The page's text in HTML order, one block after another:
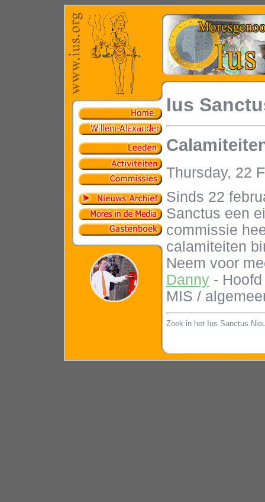
Ius
Thursday, 22
Sinds 22
Sanctus een
commissie
calamiteiten
Neem voor
Danny -
MIS /
Zoek in het Ius Sanctus